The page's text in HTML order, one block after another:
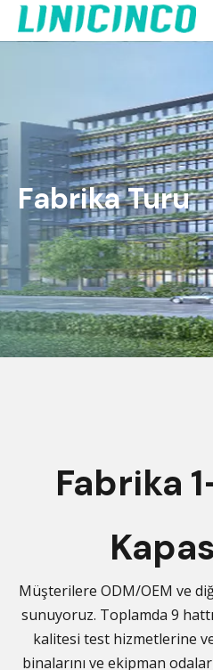
Fabrika Turu
Fabrika
Müşterilere ODM/OEM ve
sunuyoruz. Toplamda 9
kalitesi test hizmetlerine
binalarını ve ekipman